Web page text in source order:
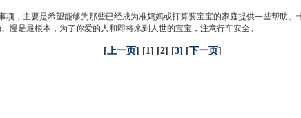
，主要是希望能够为那些已经成为准妈妈或打算要宝宝的家庭提供一些帮助。
慢是最根本，为了你爱的人和即将来到人世的宝宝，注意行车安全。
[上一页] [1] [2] [3] [下一页]